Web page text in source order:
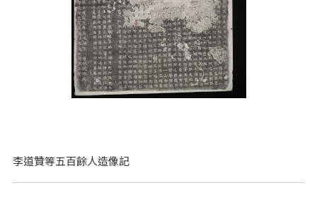
李道贊等五百餘人造像記